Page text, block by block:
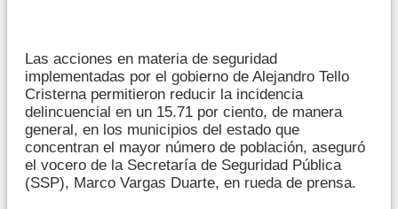
Las acciones en materia de seguridad
implementadas por el gobierno de Alejandro Tello
Cristerna permitieron reducir la incidencia
delincuencial en un 15.71 por ciento, de manera
general, en los municipios del estado que
concentran el mayor número de población, aseguró
el vocero de la Secretaría de Seguridad Pública
(SSP), Marco Vargas Duarte, en rueda de prensa.